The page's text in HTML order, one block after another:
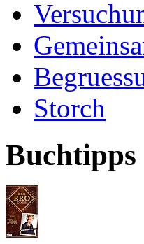
Storch
Buchtipps